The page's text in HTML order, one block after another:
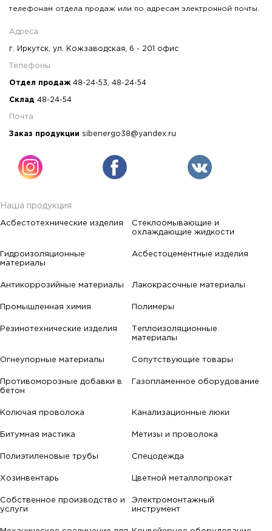
телефонам отдела продаж или по адресам электронной почты.
Адреса
г. Иркутск, ул. Кожзаводская, 6 - 201 офис
Телефоны
Отдел продаж 48-24-53 48-24-54
Склад 48-24-54
Почта
Заказ продукции sibenergo38@yandex.ru
Наша продукция
Асбестотехнические изделия
Стеклоомывающие и
охлаждающие жидкости
Гидроизоляционные
материалы
Асбестоцементные изделия
Антикоррозийные материалы Лакокрасочные материалы
Промышленная химия Полимеры
Резинотехнические изделия
Теплоизоляционные
материалы
Огнеупорные материалы Сопутствующие товары
Противоморозные добавки в
бетон
Газопламенное оборудование
Колючая проволока Канализационные люки
Битумная мастика Метизы и проволока
Полиэтиленовые трубы Спецодежда
Хозинвентарь Цветной металлопрокат
Собственное производство и
услуги
Электромонтажный
инструмент